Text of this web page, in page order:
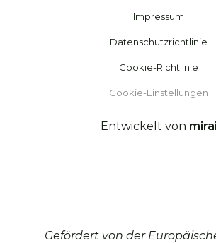
Impressum
Datenschutzrichtlinie
Cookie-Richtlinie
Cookie-Einstellungen
Entwickelt von mirai
Gefördert von der